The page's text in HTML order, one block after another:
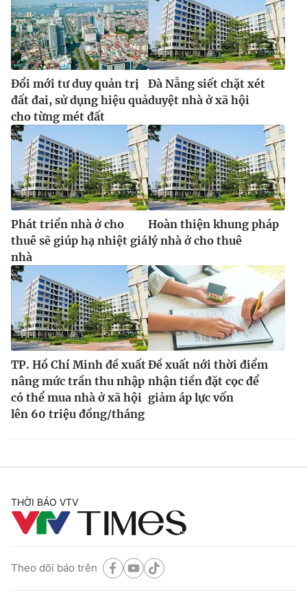
Ðiện thoại Thời báo VTV:024.66 897 897
Email:toasoan@vtv.vn
Liên hệ quảng cáo:024-7300.7108
® Cấm sao chép dưới mọi hình thức nếu không có sự chấp
thuận bằng văn bản. Ghi rõ nguồn VTV.vn khi phát hành lại
thông tin từ website này.
Đổi mới tư duy quản trị
đất đai, sử dụng hiệu quả
cho từng mét đất
Đà Nẵng siết chặt xét
duyệt nhà ở xã hội
Phát triển nhà ở cho
thuê sẽ giúp hạ nhiệt giá
nhà
Hoàn thiện khung pháp
lý nhà ở cho thuê
TP. Hồ Chí Minh đề xuất
nâng mức trần thu nhập
có thể mua nhà ở xã hội
lên 60 triệu đồng/tháng
Đề xuất nới thời điểm
nhận tiền đặt cọc để
giảm áp lực vốn
THỜI BÁO VTV
Theo dõi báo trên